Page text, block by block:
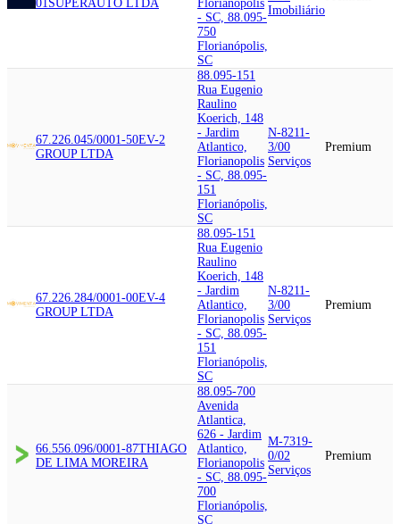
01SUPERAUTO LTDA
Florianopolis
- SC, 88.095-
750
Florianópolis,
SC
Imobiliário
67.226.045/0001-50EV-2
GROUP LTDA
88.095-151
Rua Eugenio
Raulino
Koerich, 148
- Jardim
Atlantico,
Florianopolis
- SC, 88.095-
151
Florianópolis,
SC
N-8211-
3/00
Serviços
Premium
67.226.284/0001-00EV-4
GROUP LTDA
88.095-151
Rua Eugenio
Raulino
Koerich, 148
- Jardim
Atlantico,
Florianopolis
- SC, 88.095-
151
Florianópolis,
SC
N-8211-
3/00
Serviços
Premium
66.556.096/0001-87THIAGO
DE LIMA MOREIRA
88.095-700
Avenida
Atlantica,
626 - Jardim
Atlantico,
Florianopolis
- SC, 88.095-
700
Florianópolis,
SC
M-7319-
0/02
Serviços
Premium